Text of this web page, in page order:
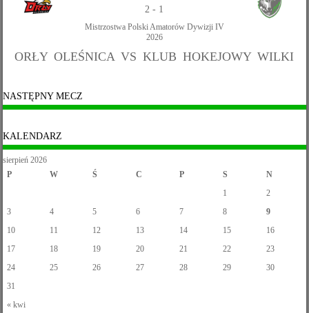
2 - 1
Mistrzostwa Polski Amatorów Dywizji IV
2026
ORŁY OLEŚNICA VS KLUB HOKEJOWY WILKI
NASTĘPNY MECZ
KALENDARZ
sierpień 2026
P
W Ś C P S N
« kwi
1
2
3
4 5 6 7 8
9
10
11 12 13 14 15
16
17
18 19 20 21 22
23
24
25 26 27 28 29
30
31